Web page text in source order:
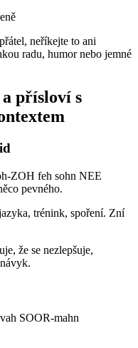
neříkejte to ani
radu, humor nebo jemné
přísloví s
ZOH feh sohn NEE
pevného.
trénink, spoření. Zní
že se nezlepšuje,
SOOR-mahn